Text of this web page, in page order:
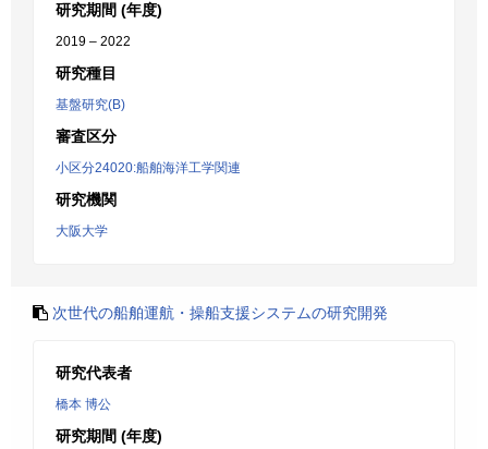
研究期間 (年度)
2019 – 2022
研究種目
基盤研究(B)
審査区分
小区分24020:船舶海洋工学関連
研究機関
大阪大学
次世代の船舶運航・操船支援システムの研究開発
研究代表者
橋本 博公
研究期間 (年度)